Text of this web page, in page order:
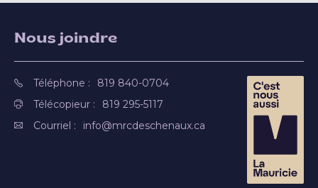
Nous joindre
Téléphone :
819 840-0704
Télécopieur :
819 295-5117
Courriel :
info@mrcdeschenaux.ca